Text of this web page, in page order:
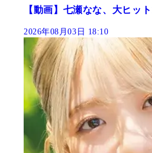
【動画】七瀬なな、大ヒッ
2026年08月03日 18:10